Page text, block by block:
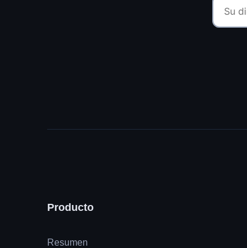
Producto
Resumen